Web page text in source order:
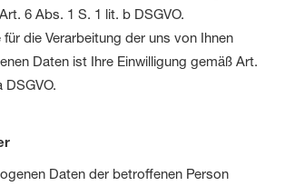
6 Abs. 1 S. 1 lit. b DSGVO.
die Verarbeitung der uns von Ihnen
Daten ist Ihre Einwilligung gemäß Art.
DSGVO.
Daten der betroffenen Person